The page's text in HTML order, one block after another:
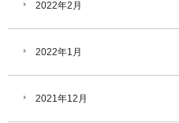
2022年2月
2022年1月
2021年12月